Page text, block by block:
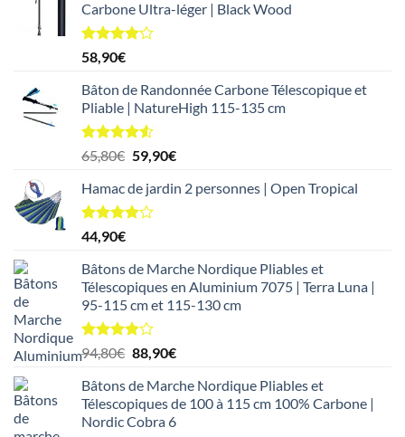
Carbone Ultra-léger | Black Wood
Note4.14
sur 5
58,90€
Bâton de Randonnée Carbone Télescopique et
Pliable | NatureHigh 115-135 cm
Note4.50
sur 5
65,80€ Le
initial
était :
59,90€Le
actuel
Hamac de jardin 2 personnes | Open Tropical
Note
3.86
5
44,90€
Bâtons de Marche Nordique Pliables et
Télescopiques en Aluminium 7075 | Terra Luna |
95-115 cm et 115-130 cm
Note
3.92
5
94,80€ Le
initial
était :
94,80€.
88,90€Le
actuel
est :
88,90€.
Bâtons de Marche Nordique Pliables et
Télescopiques de 100 à 115 cm 100% Carbone |
Nordic Cobra 6